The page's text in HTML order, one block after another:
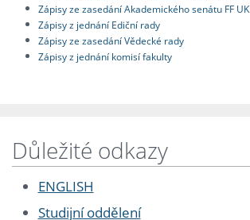
Zápisy ze zasedání Akademického senátu FF UK
Zápisy z jednání Ediční rady
Zápisy ze zasedání Vědecké rady
Zápisy z jednání komisí fakulty
Důležité odkazy
ENGLISH
Studijní oddělení